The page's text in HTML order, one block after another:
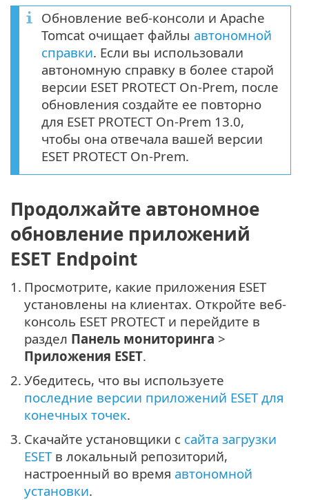
Обновление веб-консоли и Apache
Tomcat очищает файлы автономной
справки. Если вы использовали
автономную справку в более старой
версии ESET PROTECT On-Prem, после
обновления создайте ее повторно
для ESET PROTECT On-Prem 13.0,
чтобы она отвечала вашей версии
ESET PROTECT On-Prem.
Продолжайте автономное
обновление приложений
ESET Endpoint
1. Просмотрите, какие приложения ESET
установлены на клиентах. Откройте веб-
консоль ESET PROTECT и перейдите в
раздел Панель мониторинга >
Приложения ESET.
2. Убедитесь, что вы используете
последние версии приложений ESET для
конечных точек.
3. Скачайте установщики с сайта загрузки
ESETв локальный репозиторий,
настроенный во время автономной
установки.